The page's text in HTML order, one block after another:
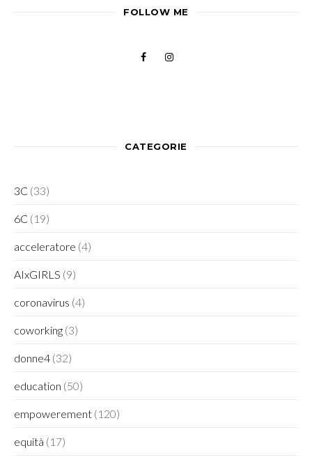
FOLLOW ME
CATEGORIE
3C (33)
6C (19)
acceleratore (4)
AIxGIRLS (9)
coronavirus (4)
coworking (3)
donne4 (32)
education (50)
empowerement (120)
equità (17)